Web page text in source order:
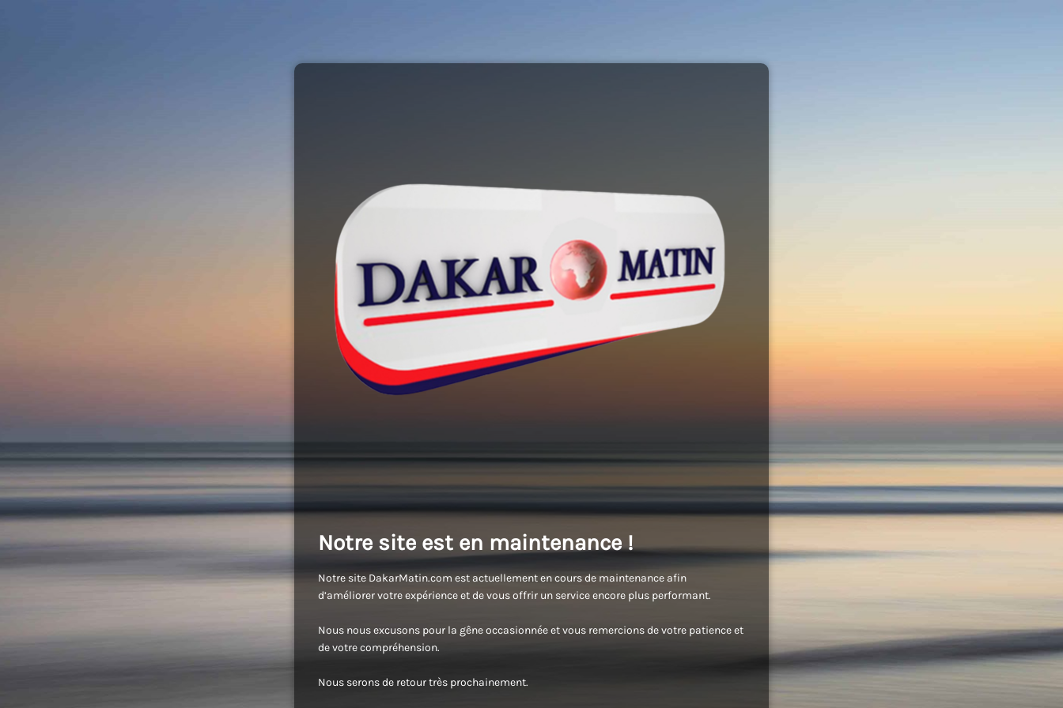
Notre site est en maintenance !
Notre site DakarMatin.com est actuellement en cours de maintenance afin
d’améliorer votre expérience et de vous offrir un service encore plus performant.
Nous nous excusons pour la gêne occasionnée et vous remercions de votre patience et
de votre compréhension.
Nous serons de retour très prochainement.